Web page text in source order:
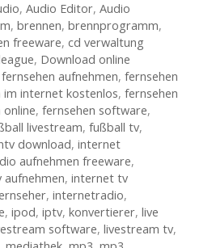
, Audio Editor, Audio
, brennen, brennprogramm,
freeware, cd verwaltung
, Download online
fernsehen aufnehmen, fernsehen
im internet kostenlos, fernsehen
online, fernsehen software,
livestream, fußball tv,
download, internet
aufnehmen freeware,
, internet tv
, internetradio,
, ipod, iptv, konvertierer, live
software, livestream tv,